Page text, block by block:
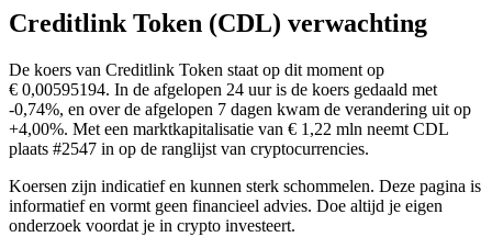
Creditlink Token (CDL) verwachting
De koers van Creditlink Token staat op dit moment op
€ 0,00595194. In de afgelopen 24 uur is de koers gedaald met
-0,74%, en over de afgelopen 7 dagen kwam de verandering uit op
+4,00%. Met een marktkapitalisatie van € 1,22 mln neemt CDL
plaats #2547 in op de ranglijst van cryptocurrencies.
Koersen zijn indicatief en kunnen sterk schommelen. Deze pagina is
informatief en vormt geen financieel advies. Doe altijd je eigen
onderzoek voordat je in crypto investeert.